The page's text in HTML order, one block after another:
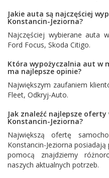
Jakie auta są najczęściej
Konstancin-Jeziorna?
Najczęściej wybierane auta
Ford Focus, Skoda Citigo.
Która wypożyczalnia aut w
ma najlepsze opinie?
Największym zaufaniem
Fleet, Odkryj-Auto.
Jak znaleźć najlepsze
Konstancin-Jeziorna?
Największą ofertę
Konstancin-Jeziorna
pomocą znajdziemy
naszych aktualnych potrzeb.